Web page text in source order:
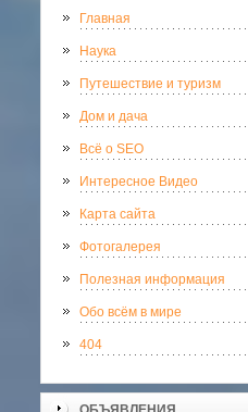
Главная
Наука
Путешествие и туризм
Дом и дача
Всё о SEO
Интересное Видео
Карта сайта
Фотогалерея
Полезная информация
Обо всём в мире
404